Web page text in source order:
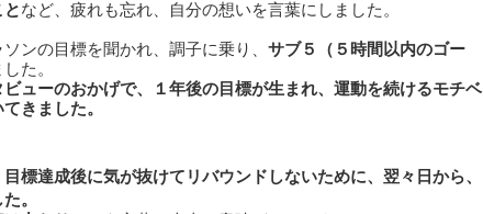
など、疲れも忘れ、自分の想いを言葉にしました。
ンの目標を聞かれ、調子に乗り、 サブ５（５時間以内のゴー
た。
ューのおかげで、１年後の目標が生まれ、 運動を続けるモチベ
きました。
標達成後に気が抜けてリバウンドしないために、翌々日から、
。